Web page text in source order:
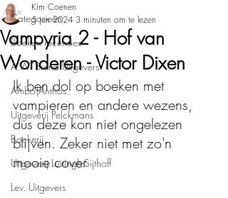
Categorieën
Boeken recensies
A.W. Bruna Uitgevers
Ambo|Anthos
Uitgeverij Pelckmans
Boekerij
Uitgeverij Luitingh-Sijthoff
Lev. Uitgevers
Vampyria 2 - Hof van
Wonderen - Victor Dixen
Kim Coenen
5 jun 2024 3 minuten om te lezen
Ik ben dol op boeken met
vampieren en andere wezens,
dus deze kon niet ongelezen
blijven. Zeker niet met zo'n
mooie cover